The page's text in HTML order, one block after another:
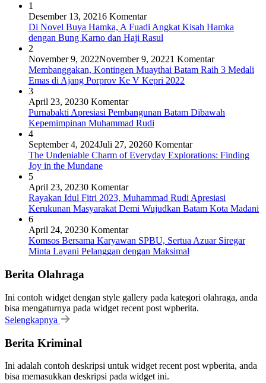
1
Desember 13, 20216 Komentar
Di Novel Buya Hamka, A Fuadi Angkat Kisah Hamka
dengan Bung Karno dan Haji Rasul
2
November 9, 2022November 9, 20221 Komentar
Membanggakan, Kontingen Muaythai Batam Raih 3 Medali
Emas di Ajang Porprov Ke V Kepri 2022
3
April 23, 20230 Komentar
Purnabakti Apresiasi Pembangunan Batam Dibawah
Kepemimpinan Muhammad Rudi
4
September 4, 2024Juli 27, 20260 Komentar
The Undeniable Charm of Everyday Explorations: Finding
Joy in the Mundane
5
April 23, 20230 Komentar
Rayakan Idul Fitri 2023, Muhammad Rudi Apresiasi
Kerukunan Masyarakat Demi Wujudkan Batam Kota Madani
6
April 24, 20230 Komentar
Komsos Bersama Karyawan SPBU, Sertua Azuar Siregar
Minta Layani Pelanggan dengan Maksimal
Berita Olahraga
Ini contoh widget dengan style gallery pada kategori olahraga, anda
bisa mengaturnya pada widget recent post wpberita.
Selengkapnya
Berita Kriminal
Ini adalah contoh deskripsi untuk widget recent post wpberita, anda
bisa memasukkan deskripsi pada widget ini.